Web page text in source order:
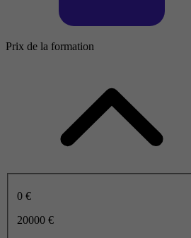
Prix de la formation
0 €
20000 €